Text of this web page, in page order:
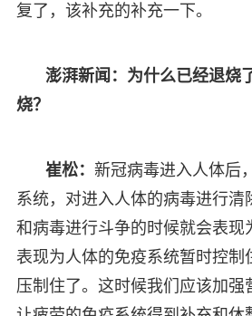
复了，该补充的补充一下。
澎湃新闻：为什么已经退烧
烧？
崔松： 新冠病毒进入人体后
系统，对进入人体的病毒进行清
和病毒进行斗争的时候就会表现
表现为人体的免疫系统暂时控制
压制住了。这时候我们应该加强